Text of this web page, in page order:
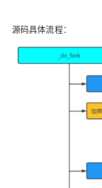
源码具体流程：